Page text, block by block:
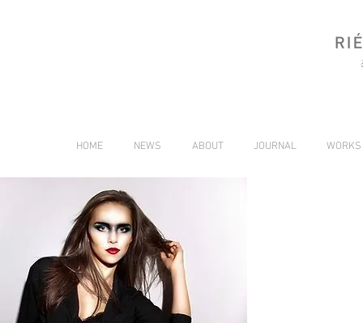
HOME NEWS ABOUT JOURNAL WORKS